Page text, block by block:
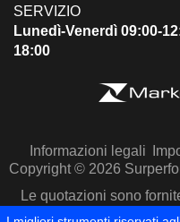
SERVIZIO
Lunedì-Venerdì 09:00-
18:00
Informazioni legali
Copyright © 2026
Le quotazioni sono